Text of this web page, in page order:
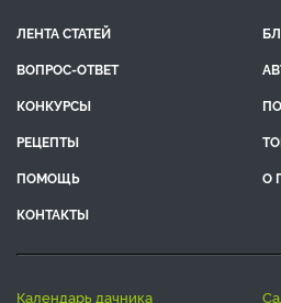
ЛЕНТА СТАТЕЙ
ВОПРОС-ОТВЕТ
КОНКУРСЫ
РЕЦЕПТЫ
ПОМОЩЬ
О
КОНТАКТЫ
календарь дачника